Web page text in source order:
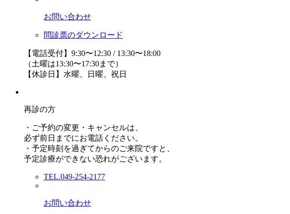
お問い合わせ
問診票のダウンロード
【電話受付】9:30〜12:30 / 13:30〜18:00
（土曜は13:30〜17:30まで）
【休診日】水曜、日曜、祝日
再診の方
・ご予約の変更・キャンセルは、
必ず前日までにお電話ください。
・予定時刻を過ぎてからのご来院ですと、
予定診療ができない恐れがございます。
TEL.049-254-2177
お問い合わせ